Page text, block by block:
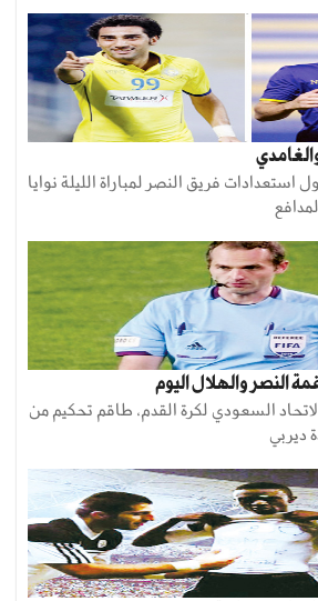
استعدادات فريق النصر لمباراة الليلة نوايا
النصر والهلال اليوم
السعودي لكرة القدم، طاقم تحكيم من
ديربي